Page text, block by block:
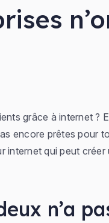
grâce à internet ?
encore prêtes pour
internet qui peut
n’a